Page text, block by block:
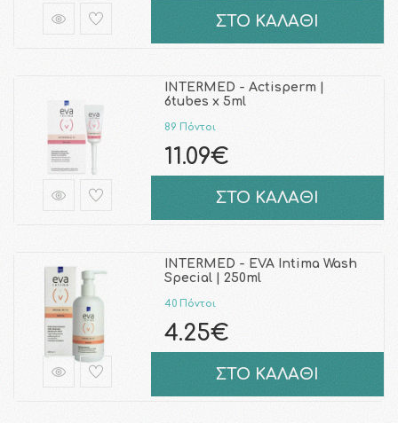
ΣΤΟ ΚΑΛΑΘΙ
INTERMED - Actisperm |
6tubes x 5ml
89 Πόντοι
11.09€
ΣΤΟ ΚΑΛΑΘΙ
INTERMED - EVA Intima Wash
Special | 250ml
40 Πόντοι
4.25€
ΣΤΟ ΚΑΛΑΘΙ